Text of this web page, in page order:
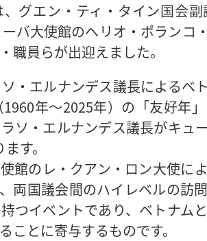
グエン・ティ・タイン国会
バ大使館のヘリオ・ポランコ
職員らが出迎えました。
・エルナンデス議長によるベ
年～2025年）の「友好年
ソ・エルナンデス議長がキュ
す。
館のレ・クアン・ロン大使に
両国議会間のハイレベルの訪
つイベントであり、ベトナム
ことに寄与するものです。